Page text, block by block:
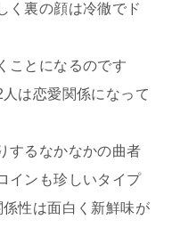
く裏の顔は冷徹でド
ことになるのです
は恋愛関係になって
するなかなかの曲者
インも珍しいタイプ
性は面白く新鮮味が